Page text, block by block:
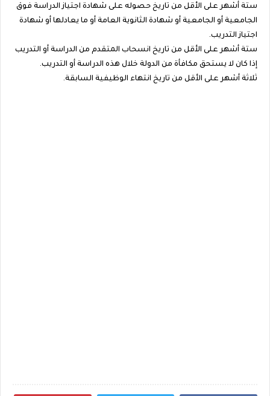
ستة أشهر على الأقل من تاريخ حصوله على شهادة اجتياز الدراسة فوق
الجامعية أو الجامعية أو شهادة الثانوية العامة أو ما يعادلها أو شهادة
اجتياز التدريب.
ستة أشهر على الأقل من تاريخ انسحاب المتقدم من الدراسة أو التدريب
إذا كان لا يستحق مكافأة من الدولة خلال هذه الدراسة أو التدريب.
ثلاثة أشهر على الأقل من تاريخ انتهاء الوظيفية السابقة.